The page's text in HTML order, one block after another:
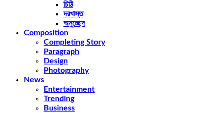
চিঠি
দরখাস্ত
অনুচ্ছেদ
Composition
Completing Story
Paragraph
Design
Photography
News
Entertainment
Trending
Business